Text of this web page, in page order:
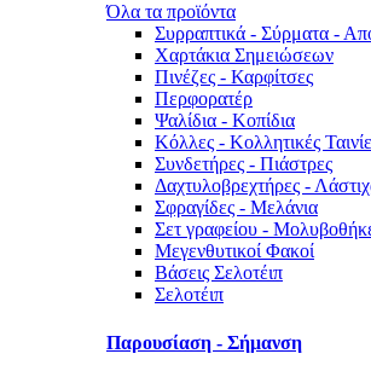
Όλα τα προϊόντα
Συρραπτικά - Σύρματα -
Χαρτάκια Σημειώσεων
Πινέζες - Καρφίτσες
Περφορατέρ
Ψαλίδια - Κοπίδια
Κόλλες - Κολλητικές
Συνδετήρες - Πιάστρες
Δαχτυλοβρεχτήρες -
Σφραγίδες - Μελάνια
Σετ γραφείου -
Μεγενθυτικοί Φακοί
Βάσεις Σελοτέιπ
Σελοτέιπ
Παρουσίαση - Σήμανση